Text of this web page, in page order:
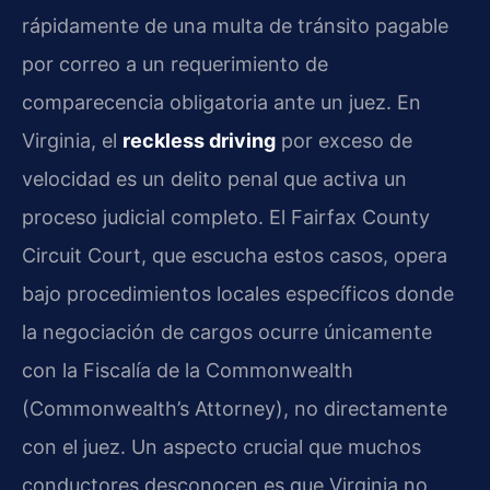
rápidamente de una multa de tránsito pagable
por correo a un requerimiento de
comparecencia obligatoria ante un juez. En
Virginia, el reckless driving por exceso de
velocidad es un delito penal que activa un
proceso judicial completo. El Fairfax County
Circuit Court, que escucha estos casos, opera
bajo procedimientos locales específicos donde
la negociación de cargos ocurre únicamente
con la Fiscalía de la Commonwealth
(Commonwealth’s Attorney), no directamente
con el juez. Un aspecto crucial que muchos
conductores desconocen es que Virginia no